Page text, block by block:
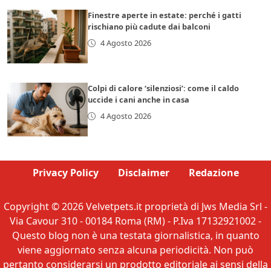
Finestre aperte in estate: perché i gatti
rischiano più cadute dai balconi
4 Agosto 2026
Colpi di calore ‘silenziosi’: come il caldo
uccide i cani anche in casa
4 Agosto 2026
Privacy Policy Disclaimer Redazione
Copyright © 2026 Velvetpets.it proprietà di Jws Media Srl -
Via Cavour 310 - 00184 Roma (RM) - P.Iva 17132921002 -
Questo blog non è una testata giornalistica, in quanto
viene aggiornato senza alcuna periodicità. Non può
pertanto considerarsi un prodotto editoriale ai sensi della